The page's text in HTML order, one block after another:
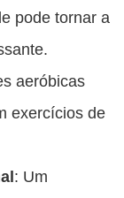
pode tornar a
aeróbicas
exercícios de
: Um